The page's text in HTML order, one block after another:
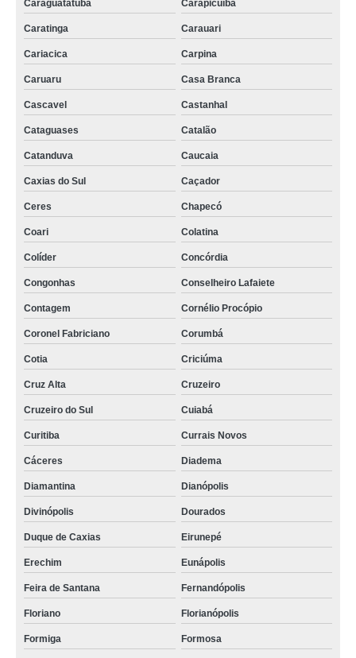
válvula rotativa de processo Itabuna
válvula rotativa rv rvr Salgueiro
válvula rotativa de silo Itacoatiara
válvula rotativa de processo Jaú
válvula rotativa silo Maués
onde comprar válvula de rotativa Paranapanema
onde comprar válvula rotativa rv Juazeiro
válvula rotativa torex São Miguel do Oeste
válvula rotativa dosadora cotar Sete Lagoas
válvula rotativa de silo Capanema
válvula rotativa silo cotar Itu
onde comprar válvula rotativa silo São Mateus
onde comprar válvula rotativa de processo São Miguel do Oeste
válvulas rotativas para silos cotar Juazeiro
onde comprar válvula para silo rotativa Fortaleza
válvula para silo rotativa cotar São Borja
Caraguatatuba Carapicuíba
Caratinga Carauari
Cariacica Carpina
Caruaru Casa Branca
Cascavel Castanhal
Cataguases Catalão
Catanduva Caucaia
Caxias do Sul Caçador
Ceres Chapecó
Coari Colatina
Colíder Concórdia
Congonhas Conselheiro Lafaiete
Contagem Cornélio Procópio
Coronel Fabriciano Corumbá
Cotia Criciúma
Cruz Alta Cruzeiro
Cruzeiro do Sul Cuiabá
Curitiba Currais Novos
Cáceres Diadema
Diamantina Dianópolis
Divinópolis Dourados
Duque de Caxias Eirunepé
Erechim Eunápolis
Feira de Santana Fernandópolis
Floriano Florianópolis
Formiga Formosa